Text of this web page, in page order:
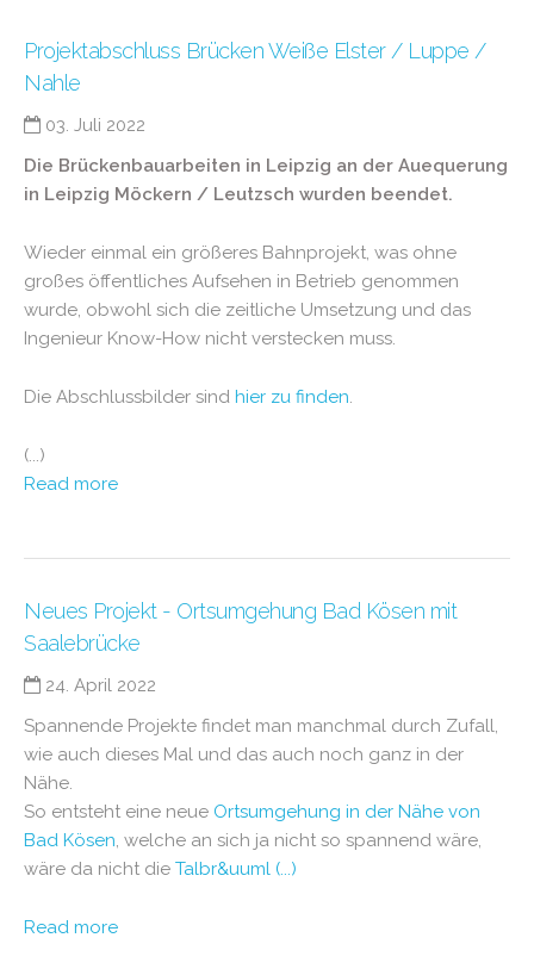
Projektabschluss Brücken Weiße Elster / Luppe /
Nahle
03. Juli 2022
Die Brückenbauarbeiten in Leipzig an der Auequerung
in Leipzig Möckern / Leutzsch wurden beendet.
Wieder einmal ein größeres Bahnprojekt, was ohne
großes öffentliches Aufsehen in Betrieb genommen
wurde, obwohl sich die zeitliche Umsetzung und das
Ingenieur Know-How nicht verstecken muss.
Die Abschlussbilder sind hier zu finden.
(...)
Read more
Neues Projekt - Ortsumgehung Bad Kösen mit
Saalebrücke
24. April 2022
Spannende Projekte findet man manchmal durch Zufall,
wie auch dieses Mal und das auch noch ganz in der
Nähe.
So entsteht eine neue Ortsumgehung in der Nähe von
Bad Kösen, welche an sich ja nicht so spannend wäre,
wäre da nicht die Talbr&uuml (...)
Read more